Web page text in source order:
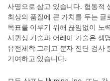
사명으로 삼고 있습니다. 협동적
최상의 품질에 큰 가치를 두는
목표를 이루기 위해 끊임없이 노
시퀀싱 기술과 어레이 기술은 생
유전체학 그리고 분자 진단 검사
기여하고 있습니다.